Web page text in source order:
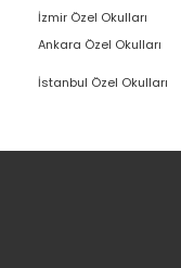
İzmir Özel Okulları
Ankara Özel Okulları
İstanbul Özel Okulları